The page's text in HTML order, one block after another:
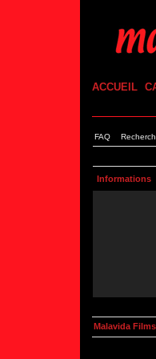
ACCUEIL
FAQ
Informations
Malavida